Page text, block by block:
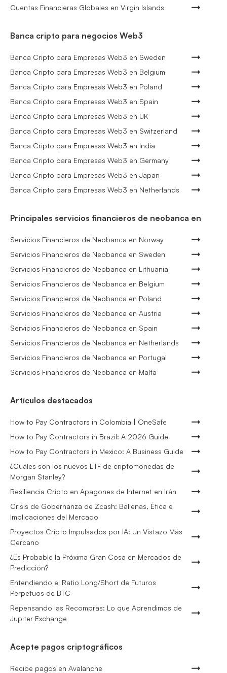
Cuentas Financieras Globales en Virgin Islands
Banca cripto para negocios Web3
Banca Cripto para Empresas Web3 en Sweden
Banca Cripto para Empresas Web3 en Belgium
Banca Cripto para Empresas Web3 en Poland
Banca Cripto para Empresas Web3 en Spain
Banca Cripto para Empresas Web3 en UK
Banca Cripto para Empresas Web3 en Switzerland
Banca Cripto para Empresas Web3 en India
Banca Cripto para Empresas Web3 en Germany
Banca Cripto para Empresas Web3 en Japan
Banca Cripto para Empresas Web3 en Netherlands
Principales servicios financieros de neobanca en
Servicios Financieros de Neobanca en Norway
Servicios Financieros de Neobanca en Sweden
Servicios Financieros de Neobanca en Lithuania
Servicios Financieros de Neobanca en Belgium
Servicios Financieros de Neobanca en Poland
Servicios Financieros de Neobanca en Austria
Servicios Financieros de Neobanca en Spain
Servicios Financieros de Neobanca en Netherlands
Servicios Financieros de Neobanca en Portugal
Servicios Financieros de Neobanca en Malta
Artículos destacados
How to Pay Contractors in Colombia | OneSafe
How to Pay Contractors in Brazil: A 2026 Guide
How to Pay Contractors in Mexico: A Business Guide
¿Cuáles son los nuevos ETF de criptomonedas de
Morgan Stanley?
Resiliencia Cripto en Apagones de Internet en Irán
Crisis de Gobernanza de Zcash: Ballenas, Ética e
Implicaciones del Mercado
Proyectos Cripto Impulsados por IA: Un Vistazo Más
Cercano
¿Es Probable la Próxima Gran Cosa en Mercados de
Predicción?
Entendiendo el Ratio Long/Short de Futuros
Perpetuos de BTC
Repensando las Recompras: Lo que Aprendimos de
Jupiter Exchange
Acepte pagos criptográficos
Recibe pagos en Avalanche